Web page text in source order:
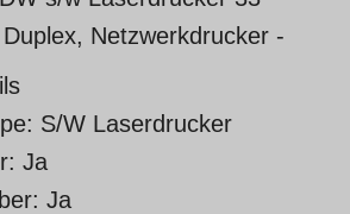
Netzwerkdrucker -
S/W Laserdrucker
Ja
Ja